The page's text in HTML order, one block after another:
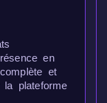
en
et
plateforme